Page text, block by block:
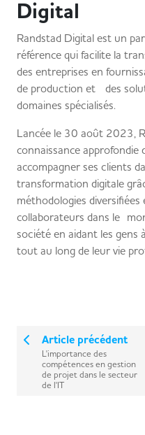
Digital
Randstad Digital est un
référence qui facilite la
des entreprises en
de production et des
domaines spécialisés.
Lancée le 30 août 2023,
connaissance
accompagner ses clients
transformation digitale
méthodologies
collaborateurs dans le
société en aidant les gens
tout au long de leur vie
Article précédent
L'importance des
compétences en gestion
de projet dans le secteur
de l'IT